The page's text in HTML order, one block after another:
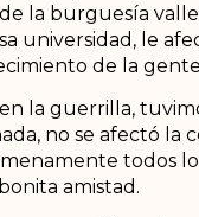
la burguesía
universidad, le
de la gente
la guerrilla,
no se afectó la
todos
amistad.